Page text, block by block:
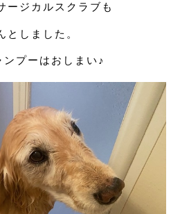
ージカルスクラブも
としました。
ンプーはおしまい♪